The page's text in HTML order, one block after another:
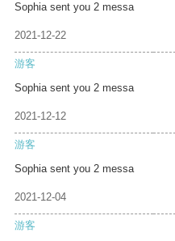
Sophia sent you 2 messa
2021-12-22
游客
Sophia sent you 2 messa
2021-12-12
游客
Sophia sent you 2 messa
2021-12-04
游客